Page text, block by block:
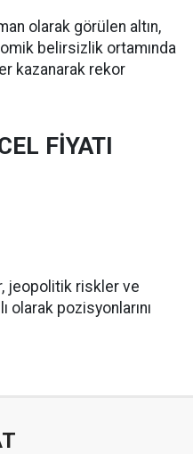
olarak görülen altın,
belirsizlik ortamında
kazanarak rekor
FİYATI
jeopolitik riskler ve
pozisyonlarını